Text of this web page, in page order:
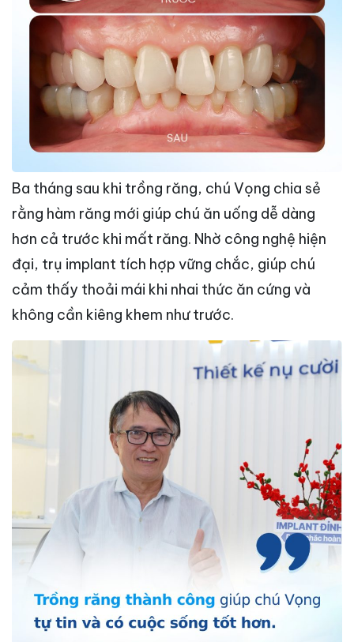
Ba tháng sau khi trồng răng, chú Vọng chia sẻ
rằng hàm răng mới giúp chú ăn uống dễ dàng
hơn cả trước khi mất răng. Nhờ công nghệ hiện
đại, trụ implant tích hợp vững chắc, giúp chú
cảm thấy thoải mái khi nhai thức ăn cứng và
không cần kiêng khem như trước.